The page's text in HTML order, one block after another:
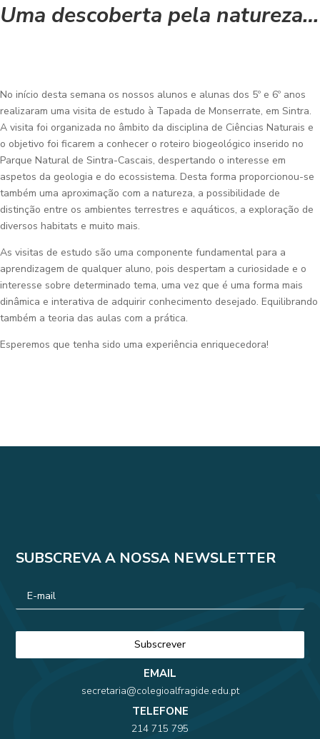
Uma descoberta pela natureza…
No início desta semana os nossos alunos e alunas dos 5º e 6º anos
realizaram uma visita de estudo à Tapada de Monserrate, em Sintra.
A visita foi organizada no âmbito da disciplina de Ciências Naturais e
o objetivo foi ficarem a conhecer o roteiro biogeológico inserido no
Parque Natural de Sintra-Cascais, despertando o interesse em
aspetos da geologia e do ecossistema. Desta forma proporcionou-se
também uma aproximação com a natureza, a possibilidade de
distinção entre os ambientes terrestres e aquáticos, a exploração de
diversos habitats e muito mais.
As visitas de estudo são uma componente fundamental para a
aprendizagem de qualquer aluno, pois despertam a curiosidade e o
interesse sobre determinado tema, uma vez que é uma forma mais
dinâmica e interativa de adquirir conhecimento desejado. Equilibrando
também a teoria das aulas com a prática.
Esperemos que tenha sido uma experiência enriquecedora!
SUBSCREVA A NOSSA NEWSLETTER
EMAIL
secretaria@colegioalfragide.edu.pt
TELEFONE
214 715 795